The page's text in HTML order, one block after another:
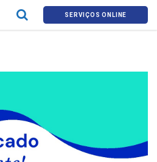
SERVIÇOS ONLINE